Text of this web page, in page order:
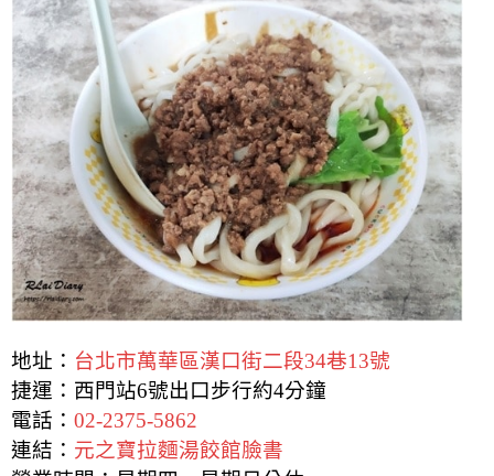
地址： 台北市萬華區漢口街二段34巷13號
捷運：西門站6號出口步行約4分鐘
電話： 02-2375-5862
連結： 元之寶拉麵湯餃館臉書